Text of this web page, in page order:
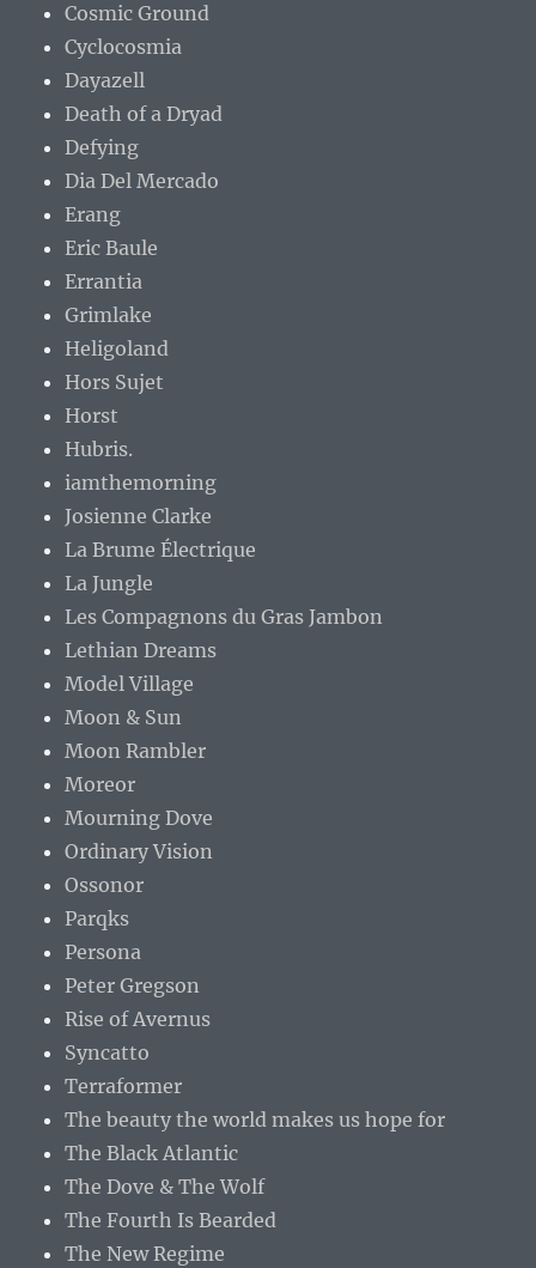
Cosmic Ground
Cyclocosmia
Dayazell
Death of a Dryad
Defying
Dia Del Mercado
Erang
Eric Baule
Errantia
Grimlake
Heligoland
Hors Sujet
Horst
Hubris.
iamthemorning
Josienne Clarke
La Brume Électrique
La Jungle
Les Compagnons du Gras Jambon
Lethian Dreams
Model Village
Moon & Sun
Moon Rambler
Moreor
Mourning Dove
Ordinary Vision
Ossonor
Parqks
Persona
Peter Gregson
Rise of Avernus
Syncatto
Terraformer
The beauty the world makes us hope for
The Black Atlantic
The Dove & The Wolf
The Fourth Is Bearded
The New Regime